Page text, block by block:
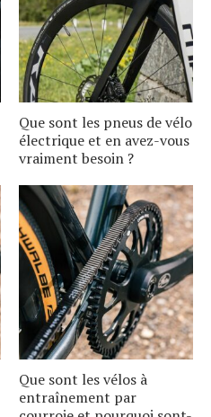
Que sont les pneus de vélo
électrique et en avez-vous
vraiment besoin ?
Que sont les vélos à
entraînement par